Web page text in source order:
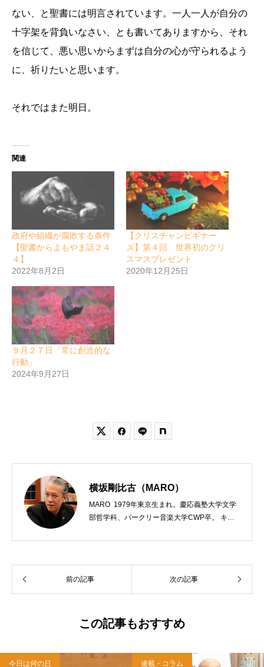
ない、と聖書には明言されています。一人一人が自分の
十字架を背負いなさい、とも書いてありますから、それ
を信じて、悪い思いからまずは自分の心が守られるよう
に、祈りたいと思います。
それではまた明日。
関連
政府や組織が腐敗する条件
【聖書からよもやま話２４
４】
2022年8月2日
【クリスチャンビギナー
ズ】第４回 世界初のクリ
スマスプレゼント
2020年12月25日
９月２７日「常に創造的な
行動」
2024年9月27日
 
横坂剛比古（MARO）
MARO 1979年東京生まれ。慶応義塾大学文学
部哲学科、バークリー音楽大学CWP卒。 キリ
う宗教法人専門の行政書士。2020年7月よりク
「上馬キリスト教会（@kamiumach）」の運営
を行う「まじめ担当」。 著書に『聖書を読んだ
西洋哲学超入門〜』（日本実業出版）、『人生
イヤモンド社）、『世界一ゆるい聖書入門』、
前の記事 次の記事
この記事もおすすめ
今日は何の日 連載・コラム